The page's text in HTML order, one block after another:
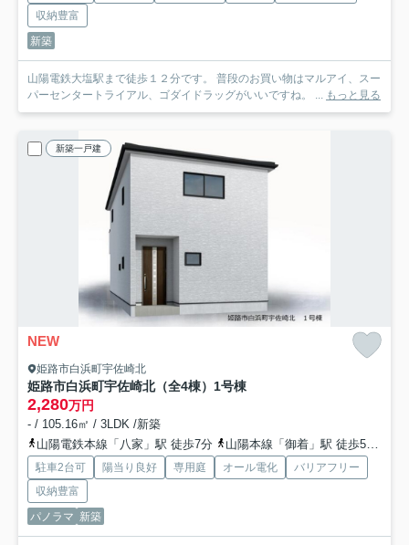
収納豊富
新築
山陽電鉄大塩駅まで徒歩１２分です。 普段のお買い物はマルアイ、スー
パーセンタートライアル、ゴダイドラッグがいいですね。 ... もっと見る
新築一戸建
NEW
姫路市白浜町宇佐崎北
姫路市白浜町宇佐崎北（全4棟）1号棟
2,280万円
- / 105.16㎡ / 3LDK /新築
山陽電鉄本線「八家」駅 徒歩7分
山陽本線「御着」駅 徒歩52分
駐車2台可 陽当り良好 専用庭 オール電化
バリアフリー
収納豊富
パノラマ 新築